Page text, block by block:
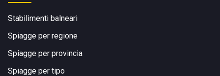
Stabilimenti balneari
Spiagge per regione
Spiagge per provincia
Spiagge per tipo